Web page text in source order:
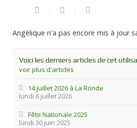
Angélique n'a pas encore mis à jour
Voici les derniers articles de cet
voir plus d'articles
lundi 6 juillet 2026
14 juillet 2026 à La Ronde
lundi 30 juin 2025
Fête Nationale 2025